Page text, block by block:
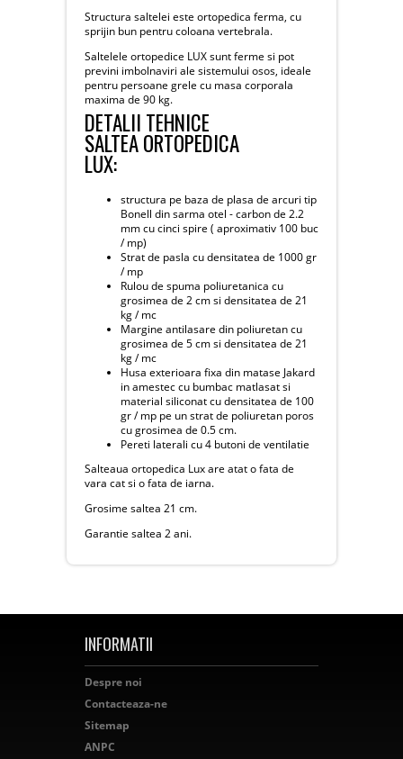
Structura saltelei este ortopedica ferma, cu
sprijin bun pentru coloana vertebrala.
Saltelele ortopedice LUX sunt ferme si pot
previni imbolnaviri ale sistemului osos, ideale
pentru persoane grele cu masa corporala
maxima de 90 kg.
DETALII TEHNICE
SALTEA ORTOPEDICA
LUX:
structura pe baza de plasa de arcuri tip
Bonell din sarma otel - carbon de 2.2
mm cu cinci spire ( aproximativ 100 buc
/ mp)
Strat de pasla cu densitatea de 1000 gr
/ mp
Rulou de spuma poliuretanica cu
grosimea de 2 cm si densitatea de 21
kg / mc
Margine antilasare din poliuretan cu
grosimea de 5 cm si densitatea de 21
kg / mc
Husa exterioara fixa din matase Jakard
in amestec cu bumbac matlasat si
material siliconat cu densitatea de 100
gr / mp pe un strat de poliuretan poros
cu grosimea de 0.5 cm.
Pereti laterali cu 4 butoni de ventilatie
Salteaua ortopedica Lux are atat o fata de
vara cat si o fata de iarna.
Grosime saltea 21 cm.
Garantie saltea 2 ani.
INFORMATII
Despre noi
Contacteaza-ne
Sitemap
ANPC